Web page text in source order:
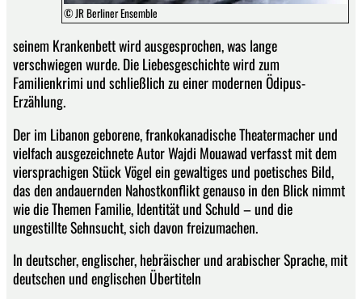
© JR Berliner Ensemble
seinem Krankenbett wird ausgesprochen, was lange
verschwiegen wurde. Die Liebesgeschichte wird zum
Familienkrimi und schließlich zu einer modernen Ödipus-
Erzählung.
Der im Libanon geborene, frankokanadische Theatermacher und
vielfach ausgezeichnete Autor Wajdi Mouawad verfasst mit dem
viersprachigen Stück Vögel ein gewaltiges und poetisches Bild,
das den andauernden Nahostkonflikt genauso in den Blick nimmt
wie die Themen Familie, Identität und Schuld – und die
ungestillte Sehnsucht, sich davon freizumachen.
In deutscher, englischer, hebräischer und arabischer Sprache, mit
deutschen und englischen Übertiteln